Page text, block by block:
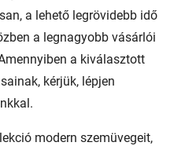
a lehető legrövidebb idő
a legnagyobb vásárlói
a kiválasztott
kérjük, lépjen
modern szemüvegeit,